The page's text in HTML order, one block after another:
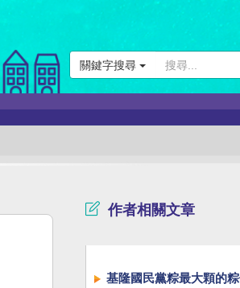
關鍵字搜尋
作者相關文章
基隆國民黨粽最大顆的